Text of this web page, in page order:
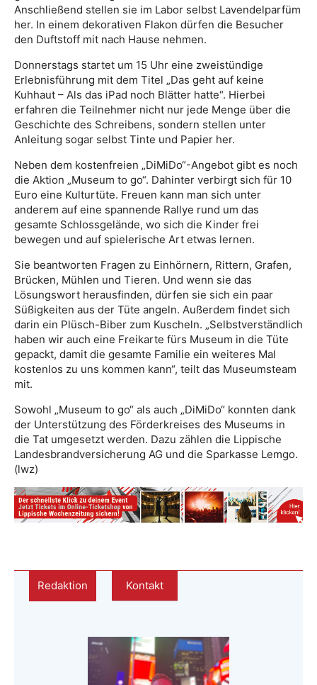
Anschließend stellen sie im Labor selbst Lavendelparfüm
her. In einem dekorativen Flakon dürfen die Besucher
den Duftstoff mit nach Hause nehmen.
Donnerstags startet um 15 Uhr eine zweistündige
Erlebnisführung mit dem Titel „Das geht auf keine
Kuhhaut – Als das iPad noch Blätter hatte“. Hierbei
erfahren die Teilnehmer nicht nur jede Menge über die
Geschichte des Schreibens, sondern stellen unter
Anleitung sogar selbst Tinte und Papier her.
Neben dem kostenfreien „DiMiDo“-Angebot gibt es noch
die Aktion „Museum to go“. Dahinter verbirgt sich für 10
Euro eine Kulturtüte. Freuen kann man sich unter
anderem auf eine spannende Rallye rund um das
gesamte Schlossgelände, wo sich die Kinder frei
bewegen und auf spielerische Art etwas lernen.
Sie beantworten Fragen zu Einhörnern, Rittern, Grafen,
Brücken, Mühlen und Tieren. Und wenn sie das
Lösungswort herausfinden, dürfen sie sich ein paar
Süßigkeiten aus der Tüte angeln. Außerdem findet sich
darin ein Plüsch-Biber zum Kuscheln. „Selbstverständlich
haben wir auch eine Freikarte fürs Museum in die Tüte
gepackt, damit die gesamte Familie ein weiteres Mal
kostenlos zu uns kommen kann“, teilt das Museumsteam
mit.
Sowohl „Museum to go“ als auch „DiMiDo“ konnten dank
der Unterstützung des Förderkreises des Museums in
die Tat umgesetzt werden. Dazu zählen die Lippische
Landesbrandversicherung AG und die Sparkasse Lemgo.
(lwz)
Redaktion Kontakt